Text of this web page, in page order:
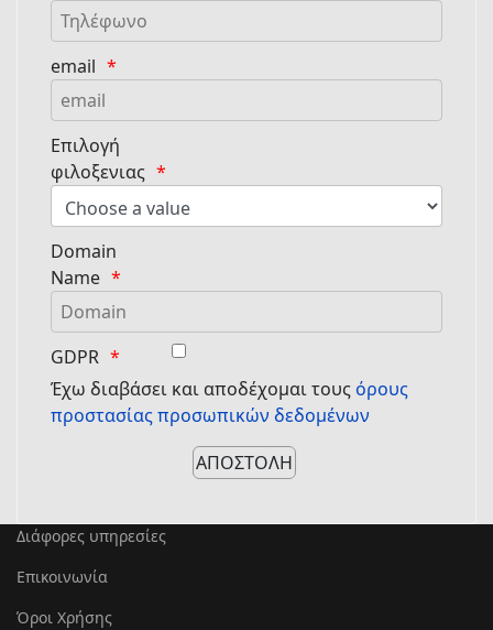
email
Επιλογή
φιλοξενιας
Domain
Name
GDPR
Έχω διαβάσει και αποδέχομαι τουςόρους
προστασίας προσωπικών δεδομένων
Διάφορες υπηρεσίες
Επικοινωνία
Όροι Χρήσης